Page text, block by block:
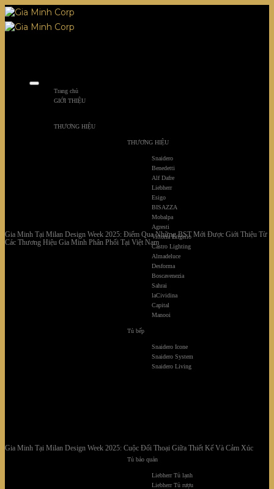
Skip
to
content
Trang chủ
GIỚI THIỆU
THƯƠNG HIỆU
THƯƠNG HIỆU
Snaidero
Benedetti
Alf Dafre
Liebherr
Esigo
BISAZZA
Mobalpa
Agresti
Vittoria Frigerio
Castro Lighting
Almadeluce
Desforma
Boscavenezia
Sahrai
laCividina
Capital
Manooi
Tủ bếp
Snaidero Icone
Snaidero System
Snaidero Living
Tủ bảo quản
Liebherr Tủ lạnh
Liebherr Tủ rượu
Gia Minh Tại Milan Design Week 2025: Điểm Qua Những BST Mới Được Giới Thiệu Từ
Các Thương Hiệu Gia Minh Phân Phối Tại Việt Nam
Gia Minh Tại Milan Design Week 2025: Cuộc Đối Thoại Giữa Thiết Kế Và Cảm Xúc